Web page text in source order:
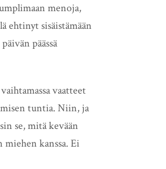
menoja,
sisäistämään
päässä
vaatteet
tuntia. Niin, ja
se, mitä kevään
kanssa. Ei